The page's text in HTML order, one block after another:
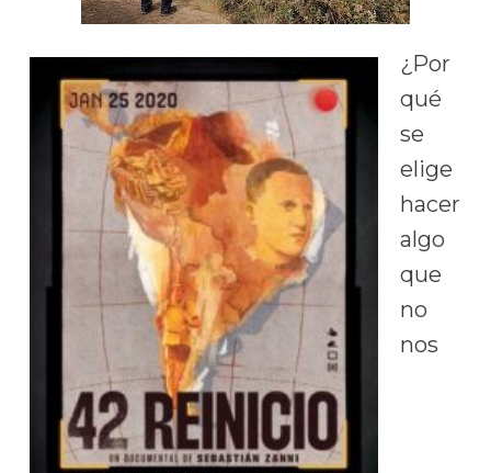
¿Por
qué
se
elige
hacer
algo
que
no
nos